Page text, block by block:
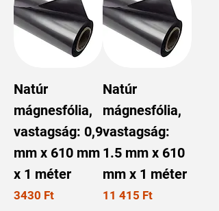
Natúr
mágnesfólia,
vastagság: 0,9
mm x 610 mm
x 1 méter
Ár
3430 Ft
Natúr
mágnesfólia,
vastagság:
1.5 mm x 610
mm x 1 méter
Ár
11 415 Ft